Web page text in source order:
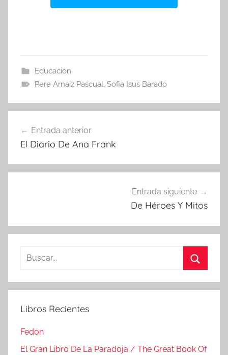
Educacion
Pere Arnaiz Pascual Sofia Isus Barado
de
Entrada anterior
El Diario De Ana Frank
Entrada siguiente
De Héroes Y Mitos
Buscar:
Libros Recientes
Fedón
El Gran Libro De La Paradoja / The Great Book Of